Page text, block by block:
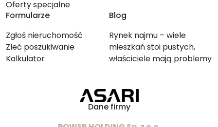
Oferty specjalne
Formularze
Zgłoś nieruchomość
Zleć poszukiwanie
Kalkulator
Blog
Rynek najmu – wiele
mieszkań stoi pustych,
właściciele mają problemy
Dane firmy